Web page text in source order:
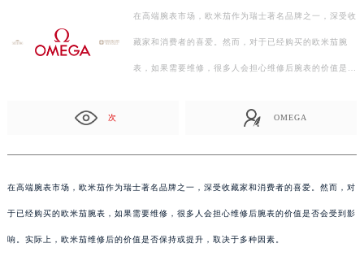
在高端腕表市场，欧米茄作为瑞士著名品牌之一，深受收
藏家和消费者的喜爱。然而，对于已经购买的欧米茄腕
表，如果需要维修，很多人会担心维修后腕表的价值是否
次 OMEGA
在高端腕表市场，欧米茄作为瑞士著名品牌之一，深受收藏家和消费者的喜爱。然而，对
于已经购买的欧米茄腕表，如果需要维修，很多人会担心维修后腕表的价值是否会受到影
响。实际上，欧米茄维修后的价值是否保持或提升，取决于多种因素。